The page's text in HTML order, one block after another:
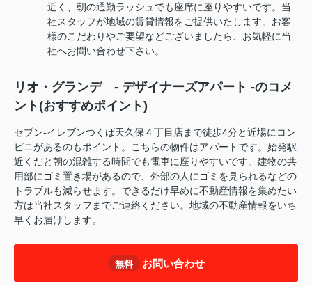
近く、朝の通勤ラッシュでも座席に座りやすいです。当
社スタッフが地域の賃貸情報をご提供いたします。お客
様のこだわりやご要望などございましたら、お気軽に当
社へお問い合わせ下さい。
リオ・グランデ - デザイナーズアパート -のコメ
ント(おすすめポイント)
セブン-イレブンつくば天久保４丁目店まで徒歩4分と近場にコン
ビニがあるのもポイント。こちらの物件はアパートです。始発駅
近くだと朝の混雑する時間でも電車に座りやすいです。建物の共
用部にゴミ置き場があるので、外部の人にゴミを見られるなどの
トラブルも減らせます。できるだけ早めに不動産情報を集めたい
方は当社スタッフまでご連絡ください。地域の不動産情報をいち
早くお届けします。
無料 お問い合わせ